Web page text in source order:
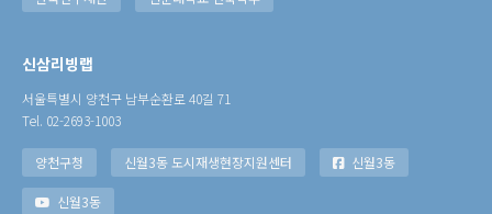
신삼리빙랩
서울특별시 양천구 남부순환로 40길 71
Tel. 02-2693-1003
양천구청 신월3동 도시재생현장지원센터 신월3동
신월3동